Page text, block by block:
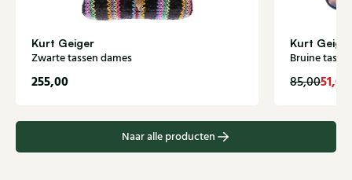
Kurt Geiger
Zwarte tassen dames
255,00
Kurt
Bruine
85,0051,00
Naar alle producten